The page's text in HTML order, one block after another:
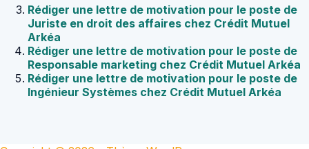
Rédiger une lettre de motivation pour le poste de
Juriste en droit des affaires chez Crédit Mutuel
Arkéa
Rédiger une lettre de motivation pour le poste de
Responsable marketing chez Crédit Mutuel Arkéa
Rédiger une lettre de motivation pour le poste de
Ingénieur Systèmes chez Crédit Mutuel Arkéa